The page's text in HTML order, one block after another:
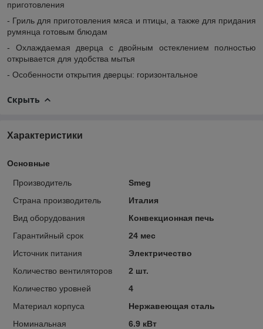
приготовления
- Гриль для приготовления мяса и птицы, а также для придания
румянца готовым блюдам
- Охлаждаемая дверца с двойным остеклением полностью
открывается для удобства мытья
- Особенности открытия дверцы: горизонтальное
Скрыть
Характеристики
Основные
Производитель
Smeg
Страна производитель
Италия
Вид оборудования
Конвекционная печь
Гарантийный срок
24 мес
Источник питания
Электричество
Количество вентиляторов
2 шт.
Количество уровней
4
Материал корпуса
Нержавеющая сталь
Номинальная
6.9 кВт